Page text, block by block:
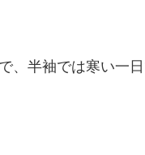
、半袖では寒い一